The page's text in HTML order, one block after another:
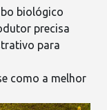
biológico
precisa
para
como a melhor